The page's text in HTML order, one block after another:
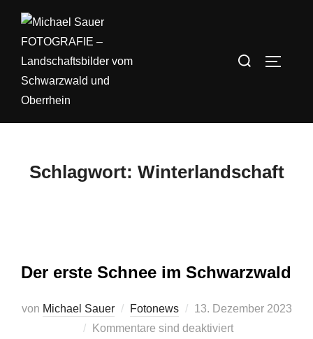
springen
Suchen
Schlagwort: Winterlandschaft
Der erste Schnee im Schwarzwald
von Michael Sauer Fotonews
Veröffentlicht
am
13. Dezember 2023
Kommentare sind deaktiviert